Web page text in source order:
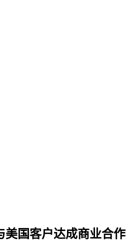
国客户达成商业合作